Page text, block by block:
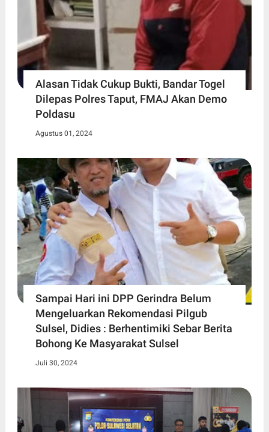
Alasan Tidak Cukup Bukti, Bandar Togel
Dilepas Polres Taput, FMAJ Akan Demo
Poldasu
Agustus 01, 2024
Sampai Hari ini DPP Gerindra Belum
Mengeluarkan Rekomendasi Pilgub
Sulsel, Didies : Berhentimiki Sebar Berita
Bohong Ke Masyarakat Sulsel
Juli 30, 2024